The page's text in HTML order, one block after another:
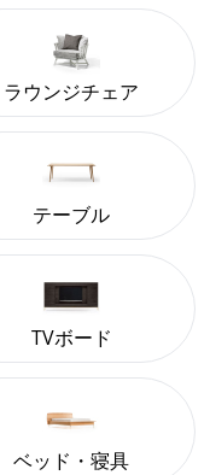
ラウンジチェア
テーブル
TVボード
ベッド・寝具